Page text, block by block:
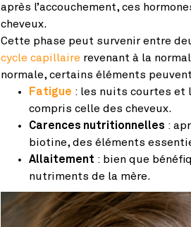
après l’accouchement, ces
cheveux.
Cette phase peut survenir entre
cycle capillaire revenant à la
normale, certains éléments
Fatigue : les nuits courtes et
compris celle des cheveux.
Carences nutritionnelles :
biotine, des éléments
Allaitement : bien que
nutriments de la mère.